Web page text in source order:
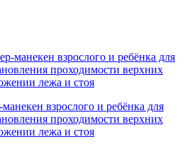
взрослого и ребёнка для
проходимости верхних
лежа и стоя